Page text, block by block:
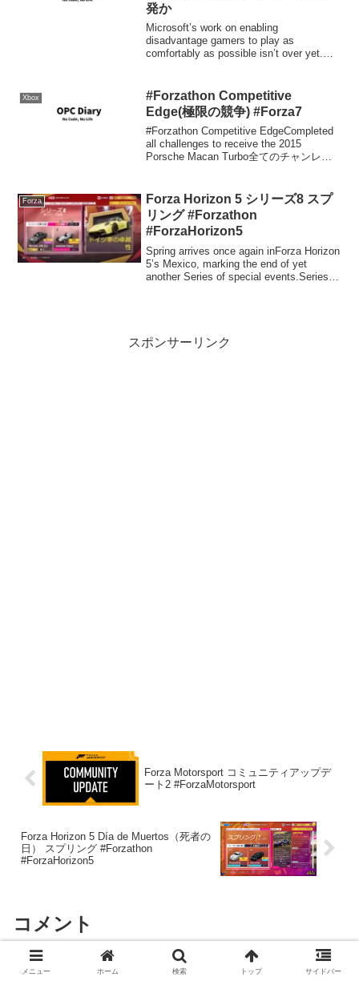
発か
Microsoft’s work on enabling
disadvantage gamers to play as
comfortably as possible isn’t over yet.
Xbox
#Forzathon Competitive
Edge(極限の競争) #Forza7
#Forzathon Competitive EdgeCompleted
all challenges to receive the 2015
Porsche Macan Turbo全てのチャンレン
Forza
Forza Horizon 5 シリーズ8 スプ
リング #Forzathon
#ForzaHorizon5
Spring arrives once again inForza Horizon
5’s Mexico, marking the end of yet
another Series of special events.Series 8
スポンサーリンク
Forza Motorsport コミュニティアップデ
ート2 #ForzaMotorsport
Forza Horizon 5 Día de Muertos（死者の
日） スプリング #Forzathon
#ForzaHorizon5
コメント
ぺっぱぁでぃ より:
メニュー ホーム 検索 トップ サイドバー